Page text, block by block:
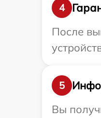
4
После
5
Вы